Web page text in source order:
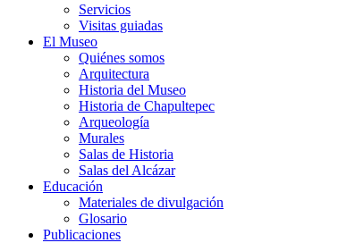
Servicios
Visitas guiadas
El Museo
Quiénes somos
Arquitectura
Historia del Museo
Historia de Chapultepec
Arqueología
Murales
Salas de Historia
Salas del Alcázar
Educación
Materiales de divulgación
Glosario
Publicaciones